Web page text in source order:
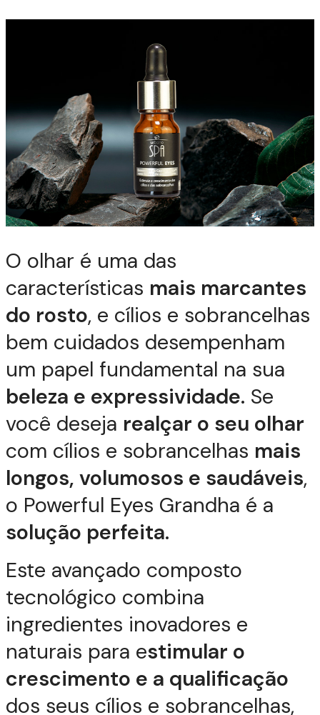
O olhar é uma das
características mais marcantes
do rosto, e cílios e sobrancelhas
bem cuidados desempenham
um papel fundamental na sua
beleza e expressividade. Se
você deseja realçar o seu olhar
com cílios e sobrancelhas mais
longos, volumosos e saudáveis,
o Powerful Eyes Grandha é a
solução perfeita.
Este avançado composto
tecnológico combina
ingredientes inovadores e
naturais para estimular o
crescimento e a qualificação
dos seus cílios e sobrancelhas,